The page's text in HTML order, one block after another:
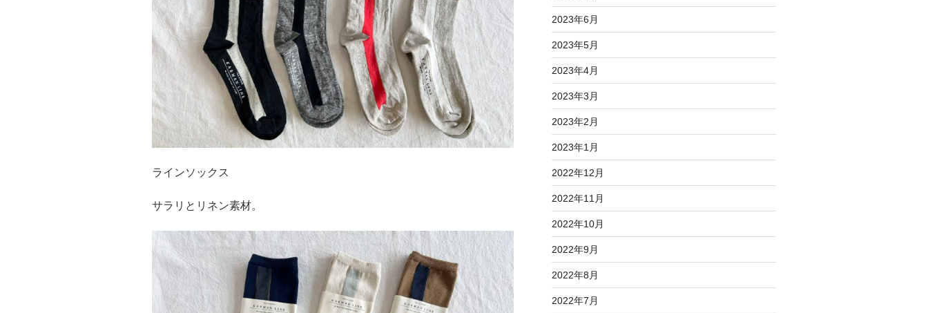
ラインソックス
サラリとリネン素材。
2023年6月
2023年5月
2023年4月
2023年3月
2023年2月
2023年1月
2022年12月
2022年11月
2022年10月
2022年9月
2022年8月
2022年7月